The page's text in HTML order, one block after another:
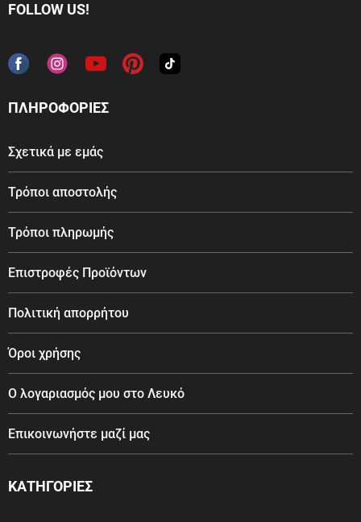
FOLLOW US!
ΠΛΗΡΟΦΟΡΙΕΣ
Σχετικά με εμάς
Τρόποι αποστολής
Τρόποι πληρωμής
Επιστροφές Προϊόντων
Πολιτική απορρήτου
Όροι χρήσης
Ο λογαριασμός μου στο Λευκό
Επικοινωνήστε μαζί μας
ΚΑΤΗΓΟΡΙΕΣ